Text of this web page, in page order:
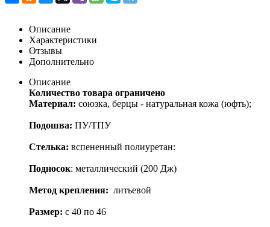
Описание
Характеристики
Отзывы
Дополнительно
Описание
Количество товара ограничено
Материал: союзка, берцы - натуральная кожа (юфть);
Подошва: ПУ/ТПУ
Стелька: вспененный полиуретан:
Подносок: металлический (200 Дж)
Метод крепления: литьевой
Размер: с 40 по 46